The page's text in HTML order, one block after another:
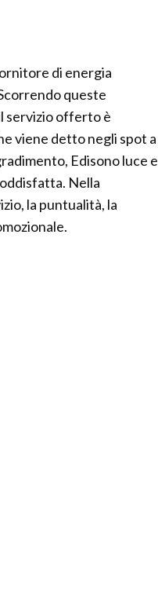
di energia
queste
servizio offerto è
viene detto negli spot a
Edisono luce e
Nella
la puntualità, la